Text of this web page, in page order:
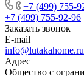
+7 (499) 755-
+7 (499) 755-92-96
Заказать звонок
E-mail
info@lutakahome.ru
Адрес
Общество с